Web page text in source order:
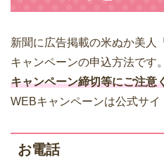
新聞に広告掲載の米ぬか美人
キャンペーンの申込方法です。
キャンペーン締切等にご注意
WEBキャンペーンは公式サイ
お電話